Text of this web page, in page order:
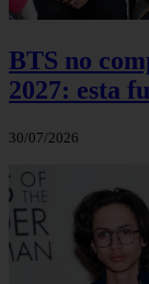
BTS no
2027: esta
30/07/2026